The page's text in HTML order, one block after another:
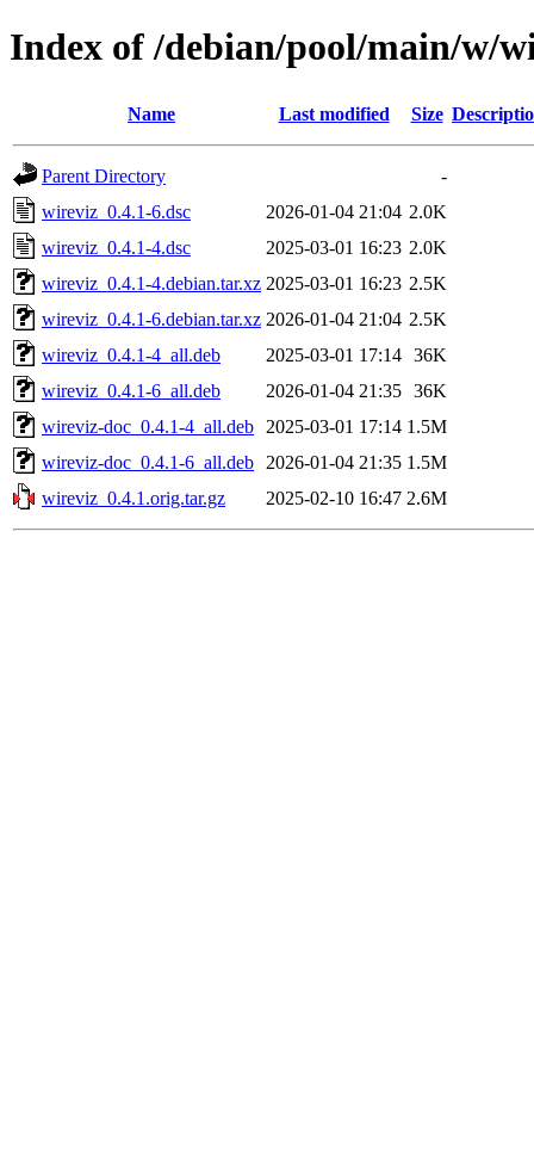
Index of /debian/pool/main/w/
Name Last modified Size
Parent Directory
-
wireviz_0.4.1-6.dsc
2026-01-04 21:04 2.0K
wireviz_0.4.1-4.dsc
2025-03-01 16:23 2.0K
wireviz_0.4.1-4.debian.tar.xz 2025-03-01 16:23 2.5K
wireviz_0.4.1-6.debian.tar.xz 2026-01-04 21:04 2.5K
wireviz_0.4.1-4_all.deb
2025-03-01 17:14 36K
wireviz_0.4.1-6_all.deb
2026-01-04 21:35 36K
wireviz-doc_0.4.1-4_all.deb
2025-03-01 17:14 1.5M
wireviz-doc_0.4.1-6_all.deb
2026-01-04 21:35 1.5M
wireviz_0.4.1.orig.tar.gz
2025-02-10 16:47 2.6M